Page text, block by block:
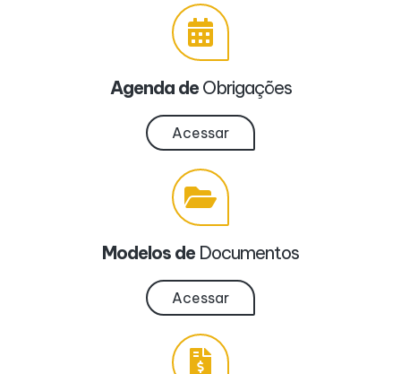
Agenda de Obrigações
Acessar
Modelos de Documentos
Acessar